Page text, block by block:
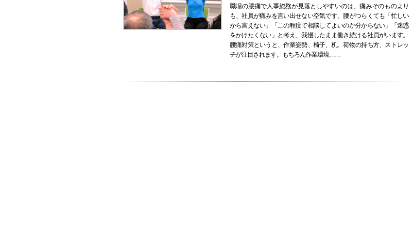
職場の腰痛で人事総務が見落としやすいのは、痛みそのものより
も、社員が痛みを言い出せない空気です。腰がつらくても「忙しい
から言えない」「この程度で相談してよいのか分からない」「迷惑
をかけたくない」と考え、我慢したまま働き続ける社員がいます。
腰痛対策というと、作業姿勢、椅子、机、荷物の持ち方、ストレッ
チが注目されます。もちろん作業環境……